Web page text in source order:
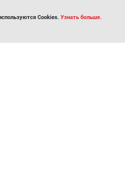
Cookies. Узнать больше.